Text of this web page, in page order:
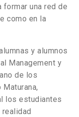
una red de
como en la
y alumnos
Management y
de los
los estudiantes